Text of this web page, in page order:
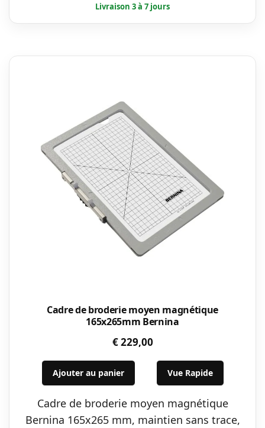
Cadre de broderie moyen magnétique
165x265mm Bernina
€229,00
Ajouter au panier Vue Rapide
Cadre de broderie moyen magnétique
Bernina 165x265 mm, maintien sans trace,